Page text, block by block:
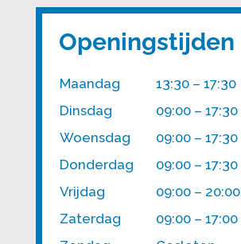
Openingstijden
Maandag
13:30 – 17:30
Dinsdag
09:00 – 17:30
Woensdag
09:00 – 17:30
Donderdag
09:00 – 17:30
Vrijdag
09:00 – 20:00
Zaterdag
09:00 – 17:00